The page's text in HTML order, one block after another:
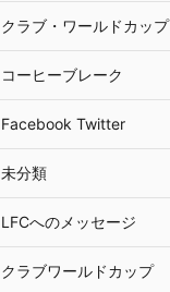
クラブ・ワールドカップ
コーヒーブレーク
Facebook Twitter
未分類
LFCへのメッセージ
クラブワールドカップ